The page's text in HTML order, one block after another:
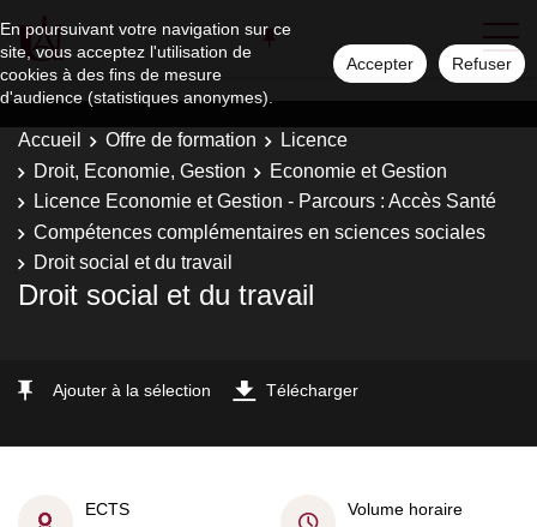
En poursuivant votre navigation sur ce
site, vous acceptez l'utilisation de
cookies à des fins de mesure
d'audience (statistiques anonymes).
Accepter Refuser
Accueil Offre de formation
Licence
Droit, Economie, Gestion
Economie et Gestion
Licence Economie et Gestion - Parcours : Accès Santé
Compétences complémentaires en sciences sociales
Droit social et du travail
Droit social et du travail
Ajouter à la sélection Télécharger
ECTS
Volume horaire